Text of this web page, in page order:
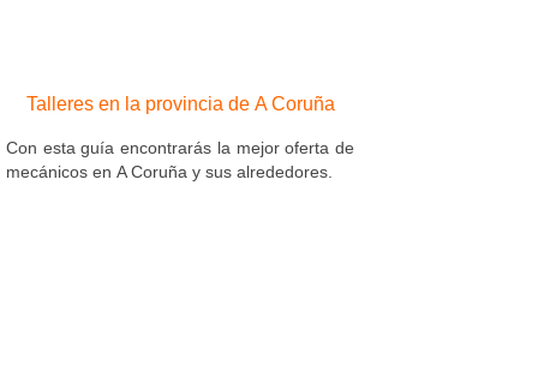
Talleres en la provincia de A Coruña
Con esta guía encontrarás la mejor oferta de
mecánicos en A Coruña y sus alrededores.